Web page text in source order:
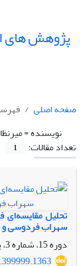
پژوهش های
صفحه اصلی
نویسنده =
تعداد مقالات:
1
تحلیل مقایسه‌ای
سهراب فردوسی و
دوره 15، شماره 3، پاییز 1404، صفحه